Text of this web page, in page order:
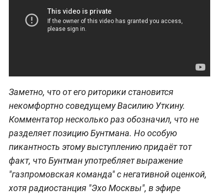
Заметно, что от его риторики становится
некомфортно соведущему Василию Уткину.
Комментатор несколько раз обозначил, что не
разделяет позицию Бунтмана. Но особую
пикантность этому выступлению придаёт тот
факт, что Бунтман употребляет выражение
"газпромовская команда" с негативной оценкой,
хотя радиостанция "Эхо Москвы", в эфире